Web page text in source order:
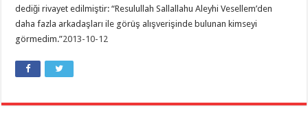
dediği rivayet edilmiştir: “Resulullah Sallallahu Aleyhi Vesellem’den
daha fazla arkadaşları ile görüş alışverişinde bulunan kimseyi
görmedim.”2013-10-12